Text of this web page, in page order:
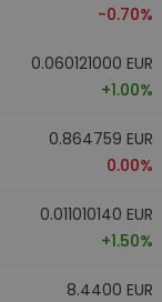
-0.70%
0.060121000 EUR
+1.00%
0.864759 EUR
0.00%
0.011010140 EUR
+1.50%
8.4400 EUR